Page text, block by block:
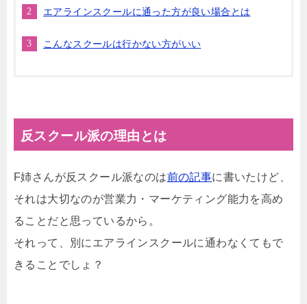
エアラインスクールに通った方が良い場合とは
こんなスクールは行かない方がいい
反スクール派の理由とは
F姉さんが反スクール派なのは前の記事に書いたけど、
それは大切なのが営業力・マーケティング能力を高め
ることだと思っているから。
それって、別にエアラインスクールに通わなくてもで
きることでしょ？